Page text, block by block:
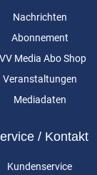
Nachrichten
Abonnement
Media Abo Shop
Veranstaltungen
Mediadaten
/ Kontakt
Kundenservice